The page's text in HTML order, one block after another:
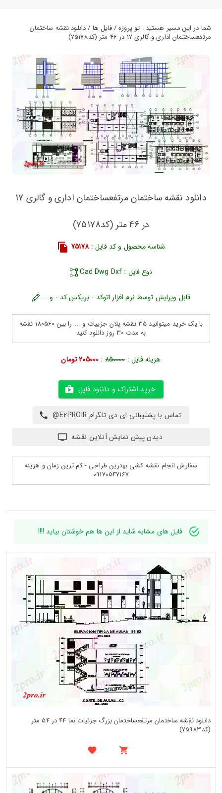
شما در این مسیر هستید : تو پروژه / فایل ها / دانلود نقشه ساختمان
مرتفعساختمان اداری و گالری 17 در 46 متر (کد75178)
دانلود نقشه ساختمان مرتفعساختمان اداری و گالری 17
در 46 متر (کد75178)
شناسه محصول و کد فایل :75178
نوع فایل : Cad Dwg Dxf
قابل ویرایش توسط نرم افزار اتوکد - بریکس کد - و ...
با یک خرید میتوانید 35 نقشه پلان جزییات و ... را بین 180560 نقشه
به مدت 30 روز دانلود کنید
هزینه فایل :850000
: 205000 تومان
خرید اشتراک و دانلود فایل
تماس با پشتیبانی ای دی تلگرام E2PROIR@
دیدن پیش نمایش آنلاین نقشه
سفارش انجام نقشه کشی بهترین طراحی - کم ترین زمان و هزینه
09170547167
فایل های مشابه شاید از این ها هم خوشتان بیاید !!!!
دانلود نقشه ساختمان مرتفعساختمان بزرگ جزئیات نما 44 در 54 متر
(کد75983)